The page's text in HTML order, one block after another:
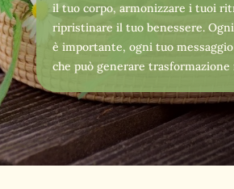
il tuo corpo, armonizzare i tuoi
ripristinare il tuo benessere.
è importante, ogni tuo
che può generare trasformazione